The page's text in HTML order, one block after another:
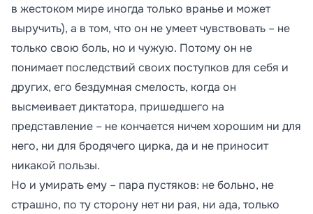
в жестоком мире иногда только вранье и может
выручить), а в том, что он не умеет чувствовать – не
только свою боль, но и чужую. Потому он не
понимает последствий своих поступков для себя и
других, его бездумная смелость, когда он
высмеивает диктатора, пришедшего на
представление – не кончается ничем хорошим ни для
него, ни для бродячего цирка, да и не приносит
никакой пользы.
Но и умирать ему – пара пустяков: не больно, не
страшно, по ту сторону нет ни рая, ни ада, только